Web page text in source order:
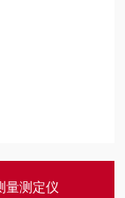
量测定仪